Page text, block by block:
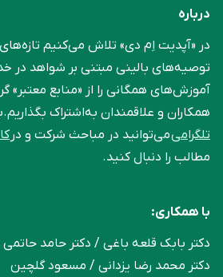
درباره
در «آپدیت اِم دی» تلاش می‌کنیم
توصیه‌های بالینی مبتنی بر شواهد در
آموزش‌های همگانی را از «منابع معتبر»
همکاران و علاقمندان به‌اشتراک
تلگرامیمی‌توانید در مباحث شرکت و در
مطالب را دنبال کنید.
با همکاری:
دکتر بابک قلعه‌ باغی / دکتر حامد حاتمی
دکتر محمد رضا یزدانی / مسعود گلچین